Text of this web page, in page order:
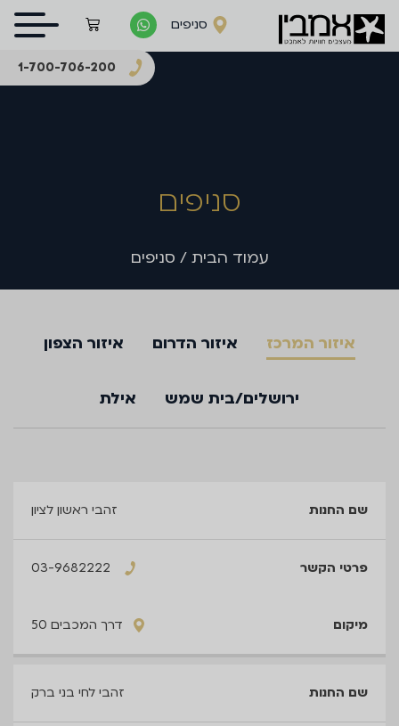
סניפים
1-700-706-200
סניפים
עמוד הבית / סניפים
איזור המרכז איזור הדרום איזור הצפון
ירושלים/בית שמש אילת
שם
הקשר
זהבי ראשון לציון
דרך המכבים 50
זהבי לחי בני ברק